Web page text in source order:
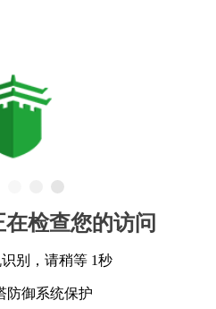
检查您的访问
别，请稍等 1秒
防御系统保护